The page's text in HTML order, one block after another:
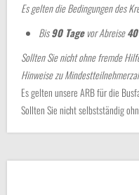
Es gelten die Bedingungen des
Bis90 Tagevor Abreise
Sollten Sie nicht ohne fremde
Hinweise zu
Es gelten unsere ARB für die
Sollten Sie nicht selbstständig